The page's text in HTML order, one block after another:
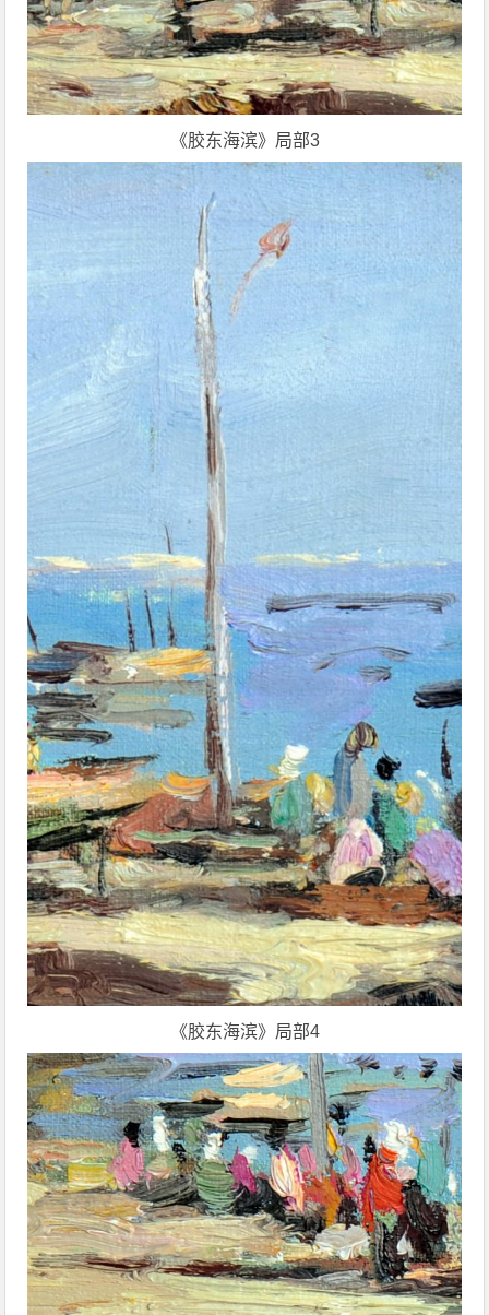
《胶东海滨》局部3
《胶东海滨》局部4